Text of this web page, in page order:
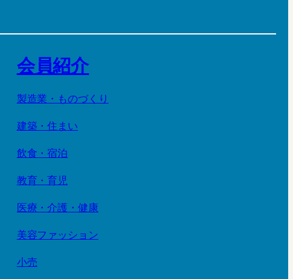
会員紹介
製造業・ものづくり
建築・住まい
飲食・宿泊
教育・育児
医療・介護・健康
美容ファッション
小売